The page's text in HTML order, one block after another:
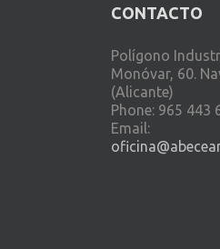
CONTACTO
Polígono
Monóvar, 60.
(Alicante)
Phone: 965 443
Email: